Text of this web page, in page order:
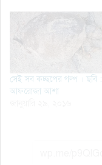
সেই সব কচ্ছপের গল্প । ছবি :
আফরোজা আশা